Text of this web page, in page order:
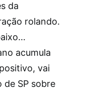
da
rolando.
acumula
vai
SP sobre